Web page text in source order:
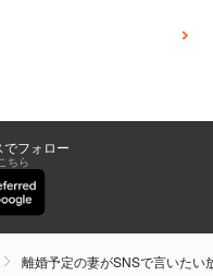
フォロー
ちら
離婚予定の妻がSNSで言いた